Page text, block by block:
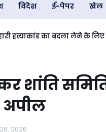
विदेश ई-पेपर खेल
हत्याकांड का बदला लेने के
शांति
अपील
2026